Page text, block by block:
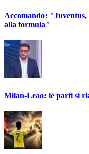
Accomando: "Juventus,
alla formula"
Milan-Leao: le parti si